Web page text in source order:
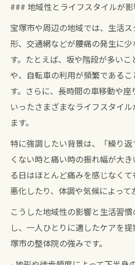
### 地域性とライフスタイルが
宝塚市や周辺の地域では、生活
形、交通網などが腰痛の発生に
す。たとえば、坂や階段が多い
や、自転車の利用が頻繁である
す。さらに、長時間の車移動や
いったさまざまなライフスタイ
ます。
特に強調したい背景は、「繰り
くない時と痛い時の振れ幅が大
る日はほとんど痛みを感じなく
悪化したり、体調や気候によって
こうした地域性の影響と生活習
し、一人ひとりに適したケアを
塚市の整体院の強みです。